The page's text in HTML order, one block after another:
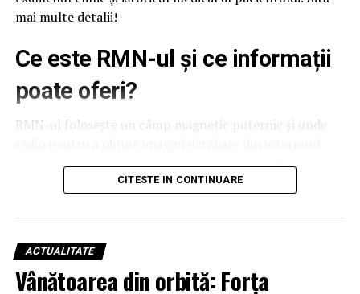
mai multe detalii!
Ce este RMN-ul și ce informații
poate oferi?
RMN-ul folosește un câmp magnetic puternic și unde
corpului. Spre deosebire de radiografie sau CT, acesta nu
utilizează radiații ionizante, motiv pentru care este
de indicația specialistului.
Pentru persoanele care au anxietate în spații închise sau
își doresc un plus de confort, opțiunea deRMN
CITESTE IN CONTINUARE
ACTUALITATE
Vânătoarea din orbită: Forța